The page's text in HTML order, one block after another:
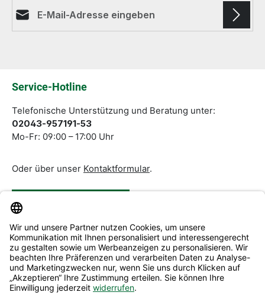
Service-Hotline
Telefonische Unterstützung und Beratung unter:
02043-957191-53
Mo-Fr: 09:00 – 17:00 Uhr
Oder über unser Kontaktformular.
Service & Beratung
Informationen